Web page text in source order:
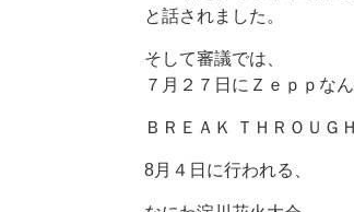
と話されました。
そして審議では、
７月２７日にＺｅｐｐな
ＢＲＥＡＫ ＴＨＲＯＵＧ
8月４日に行われる、